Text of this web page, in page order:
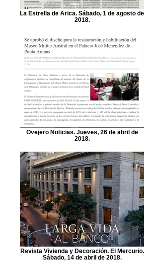
La Estrella de Arica. Sábado, 1 de agosto de
2018.
Ovejero Noticias. Jueves, 26 de abril de
2018.
Revista Vivienda y Decoración. El Mercurio.
Sábado, 14 de abril de 2018.